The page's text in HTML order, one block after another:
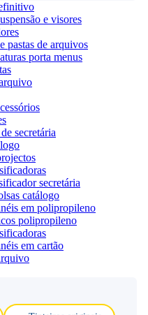
e visores
pastas de arquivos
porta menus
secretária
secretária
catálogo
em polipropileno
polipropileno
em cartão